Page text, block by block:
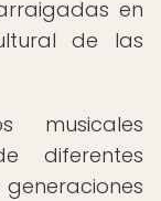
en
de las
musicales
diferentes